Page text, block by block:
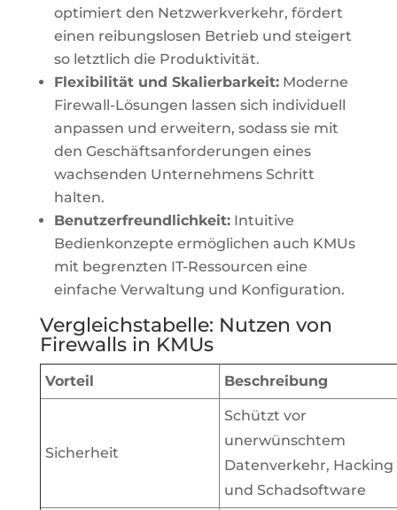
optimiert den Netzwerkverkehr, fördert
einen reibungslosen Betrieb und steigert
so letztlich die Produktivität.
Flexibilität und Skalierbarkeit:Moderne
Firewall-Lösungen lassen sich individuell
anpassen und erweitern, sodass sie mit
den Geschäftsanforderungen eines
wachsenden Unternehmens Schritt
halten.
Benutzerfreundlichkeit:Intuitive
Bedienkonzepte ermöglichen auch KMUs
mit begrenzten IT-Ressourcen eine
einfache Verwaltung und Konfiguration.
Vergleichstabelle: Nutzen von
Firewalls in KMUs
Vorteil Beschreibung
Sicherheit
Schützt vor
unerwünschtem
Datenverkehr, Hacking
und Schadsoftware